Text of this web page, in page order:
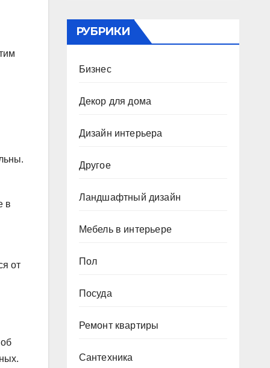
в
от
РУБРИКИ
Бизнес
Декор для дома
Дизайн интерьера
Другое
Ландшафтный дизайн
Мебель в интерьере
Пол
Посуда
Ремонт квартиры
Сантехника